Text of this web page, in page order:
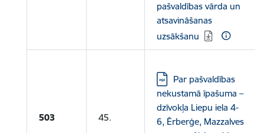
pašvaldības vārda un
atsavināšanas
uzsākšanu
503 45.
Lejupielādēt:
Par pašvaldības
nekustamā īpašuma –
dzīvokļa Liepu iela 4-
6, Ērberģe, Mazzalves